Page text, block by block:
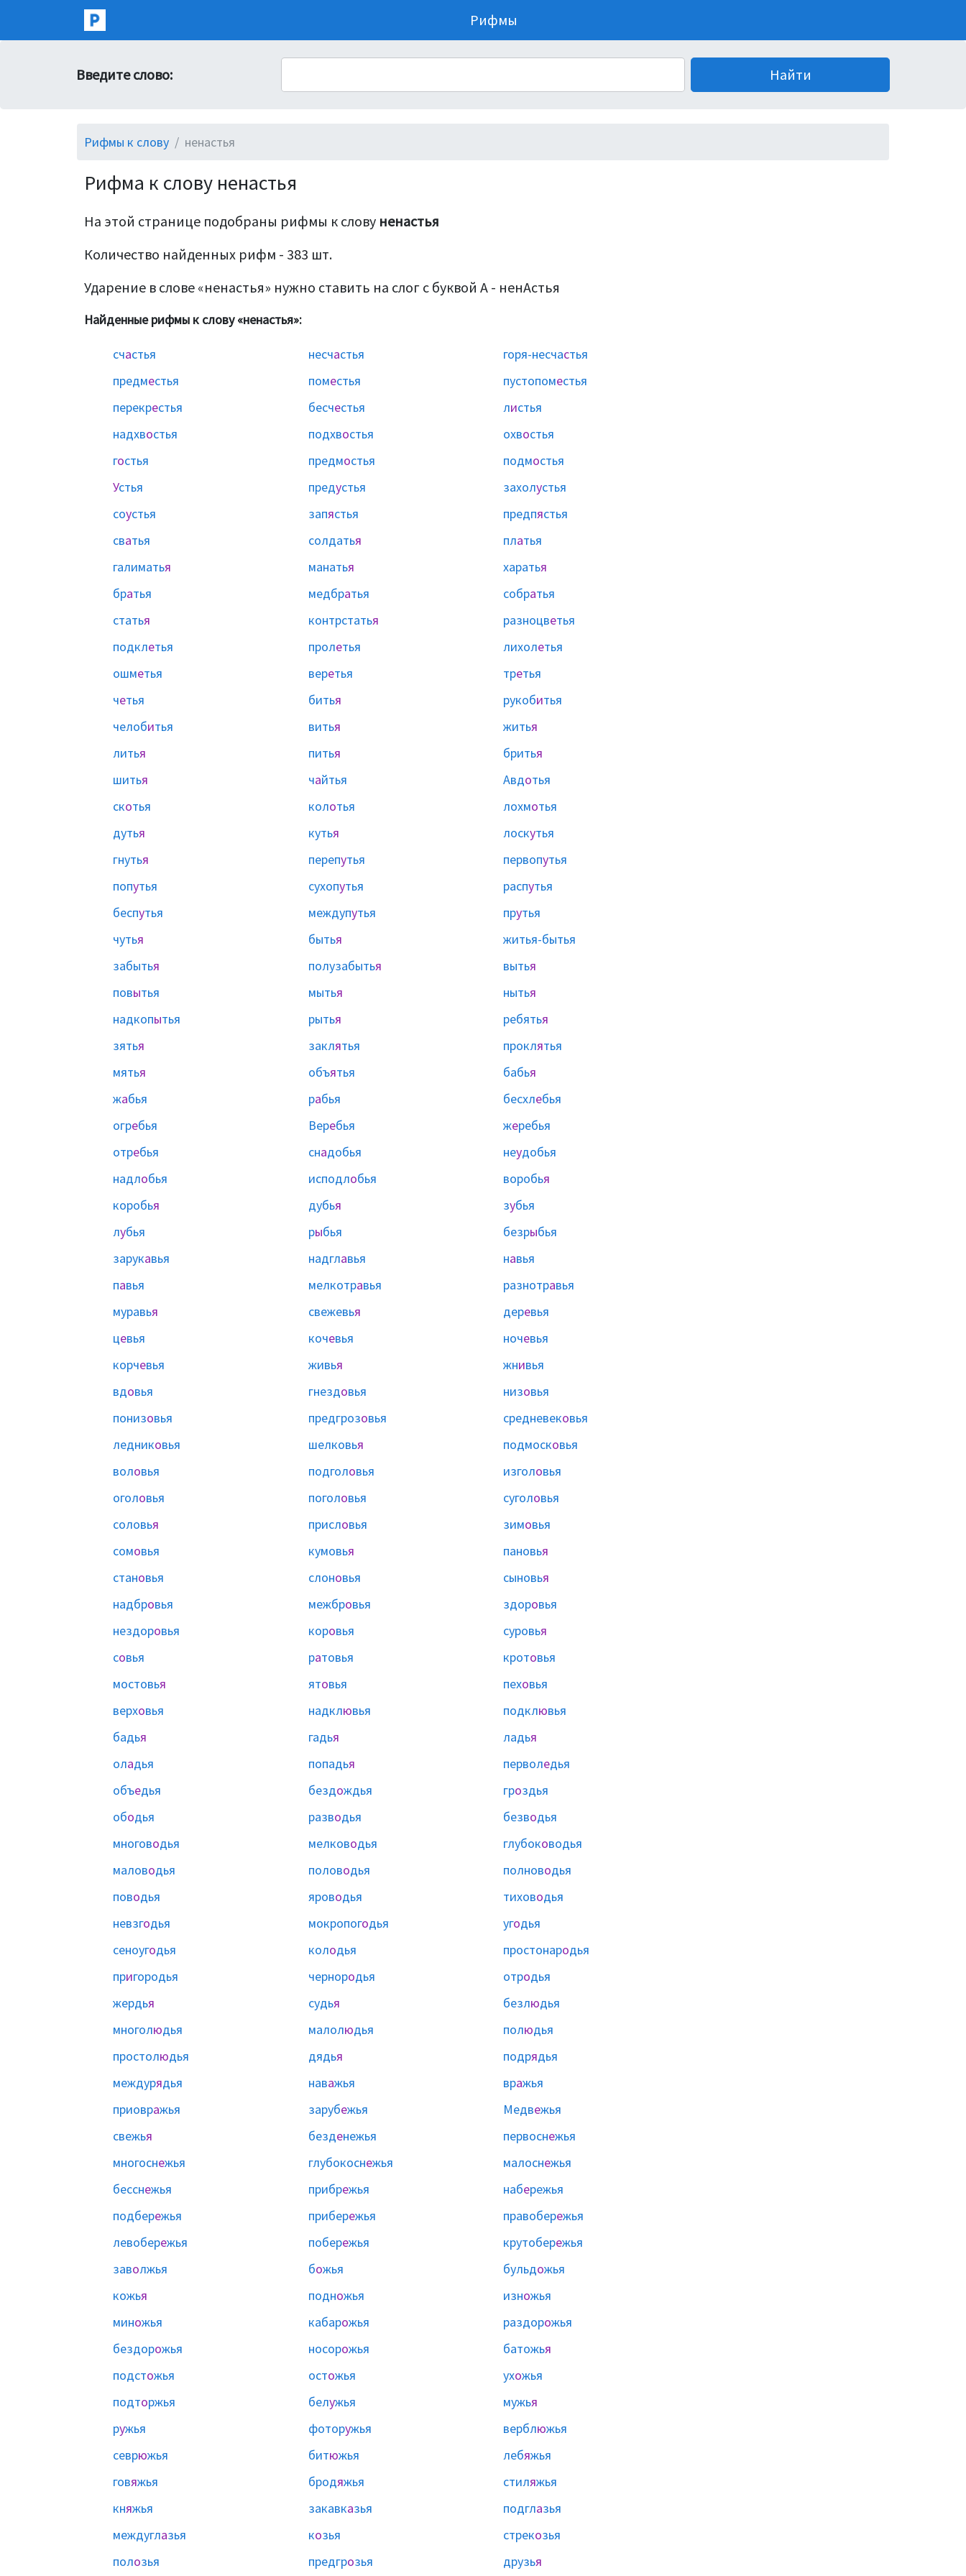
Рифмы
Введите слово:
Рифмы к слову ненастья
Рифма к слову ненастья
На этой странице подобраны рифмы к слову ненастья
Количество найденных рифм - 383 шт.
Ударение в слове «ненастья» нужно ставить на слог с буквой А - ненАстья
Найденные рифмы к слову «ненастья»:
счастья несчастья горя-несчастья
предместья поместья пустопоместья
перекрестья бесчестья листья
надхвостья подхвостья охвостья
гостья предмостья подмостья
Устья предустья захолустья
соустья запястья предпястья
сватья солдатья платья
галиматья манатья харатья
братья медбратья собратья
статья контрстатья разноцветья
подклетья пролетья лихолетья
ошметья веретья третья
четья битья рукобитья
челобитья витья житья
литья питья бритья
шитья чайтья Авдотья
скотья колотья лохмотья
дутья кутья лоскутья
гнутья перепутья первопутья
попутья сухопутья распутья
беспутья междупутья прутья
чутья бытья
житья-бытья
забытья полузабытья вытья
повытья мытья нытья
надкопытья рытья ребятья
зятья заклятья проклятья
мятья объятья бабья
жабья рабья бесхлебья
огребья Веребья жеребья
отребья снадобья неудобья
надлобья исподлобья воробья
коробья дубья зубья
лубья рыбья безрыбья
зарукавья надглавья навья
павья мелкотравья разнотравья
муравья свежевья деревья
цевья кочевья ночевья
корчевья живья жнивья
вдовья гнездовья низовья
понизовья предгрозовья средневековья
ледниковья шелковья подмосковья
воловья подголовья изголовья
оголовья поголовья суголовья
соловья присловья зимовья
сомовья кумовья пановья
становья слоновья сыновья
надбровья межбровья здоровья
нездоровья коровья суровья
совья ратовья кротовья
мостовья ятовья пеховья
верховья надклювья подклювья
бадья гадья ладья
оладья попадья перволедья
объедья бездождья гроздья
ободья разводья безводья
многоводья мелководья глубоководья
маловодья половодья полноводья
поводья яроводья тиховодья
невзгодья мокропогодья угодья
сеноугодья колодья простонародья
пригородья чернородья отродья
жердья судья безлюдья
многолюдья малолюдья полюдья
простолюдья дядья подрядья
междурядья наважья вражья
приовражья зарубежья Медвежья
свежья безденежья первоснежья
многоснежья глубокоснежья малоснежья
бесснежья прибрежья набережья
подбережья прибережья правобережья
левобережья побережья крутобережья
заволжья божья бульдожья
кожья подножья изножья
миножья кабарожья раздорожья
бездорожья носорожья батожья
подстожья остожья ухожья
подторжья белужья мужья
ружья фоторужья верблюжья
севрюжья битюжья лебяжья
говяжья бродяжья стиляжья
княжья закавказья подглазья
междуглазья козья стрекозья
полозья предгрозья друзья